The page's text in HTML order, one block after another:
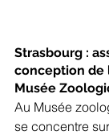
Strasbourg :
conception
Musée
Au Musée
se concentre